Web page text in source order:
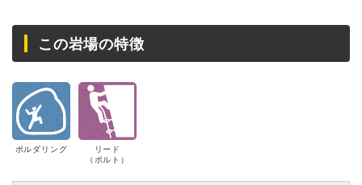
この岩場の特徴
ボルダリング
リード
（ボルト）